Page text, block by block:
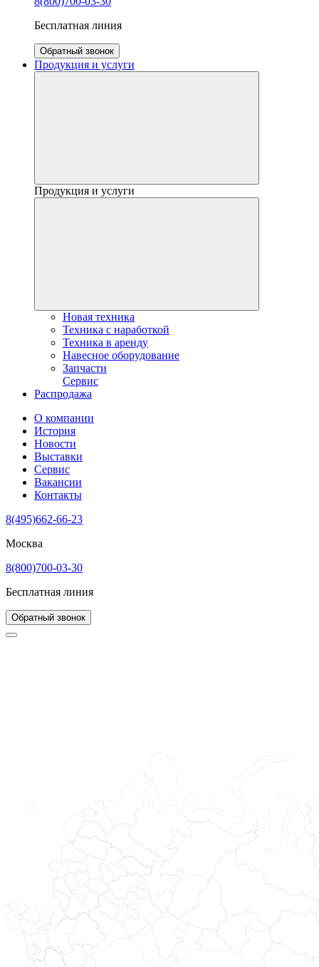
Бесплатная линия
Обратный звонок
Продукция и услуги
Продукция и услуги
Новая техника
Техника с наработкой
Техника в аренду
Навесное оборудование
Запчасти
Сервис
Распродажа
О компании
История
Новости
Выставки
Сервис
Вакансии
Контакты
8(495)662-66-23
Москва
8(800)700-03-30
Бесплатная линия
Обратный звонок